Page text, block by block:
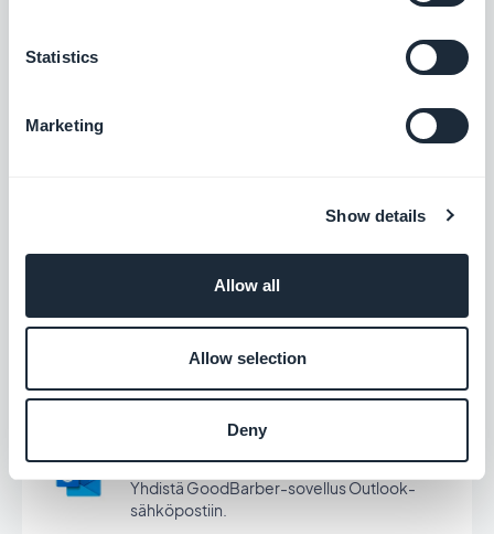
Statistics
Marketing
Show details
Allow all
Allow selection
Deny
Microsoft Excel
taulukkolaskentaohjelmassa.
Microsoft Outlook
Yhdistä GoodBarber-sovellus Outlook-
sähköpostiin.